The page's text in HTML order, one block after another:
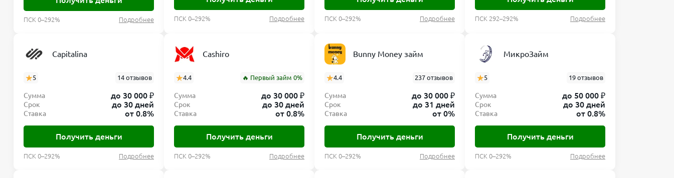
ПСК 0–292% Подробнее ПСК 0–292% Подробнее ПСК 0–292% Подробнее ПСК 292–292% Подробнее
Capitalina
5 14 отзывов
Сумма до 30 000 ₽
Срок до 30 дней
Ставка от 0.8%
Получить деньги
ПСК 0–292% Подробнее
Cashiro
4.4 🔥 Первый займ 0%
Сумма до 30 000 ₽
Срок до 30 дней
Ставка от 0.8%
Получить деньги
ПСК 0–292% Подробнее
Bunny Money займ
4.4 237 отзывов
Сумма до 30 000 ₽
Срок до 31 дней
Ставка от 0%
Получить деньги
ПСК 0–292% Подробнее
МикроЗайм
5 19 отзывов
Сумма до 50 000 ₽
Срок до 30 дней
Ставка от 0.8%
Получить деньги
ПСК 0–292% Подробнее